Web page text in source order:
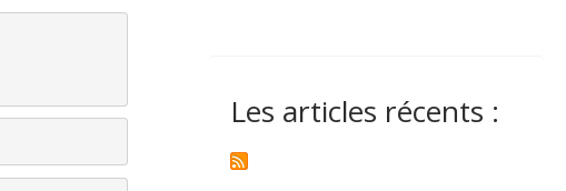
Les articles récents :